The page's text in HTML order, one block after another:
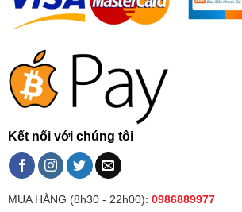
Kết nối với chúng tôi
MUA HÀNG (8h30 - 22h00): 0986889977